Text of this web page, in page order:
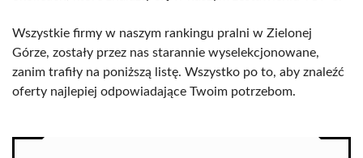
Wszystkie firmy w naszym rankingu pralni w Zielonej
Górze, zostały przez nas starannie wyselekcjonowane,
zanim trafiły na poniższą listę. Wszystko po to, aby znaleźć
oferty najlepiej odpowiadające Twoim potrzebom.